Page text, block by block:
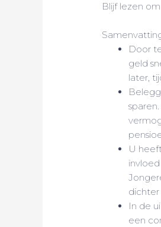
Blijf lezen
Door
geld
later,
U
dichter
In de
een